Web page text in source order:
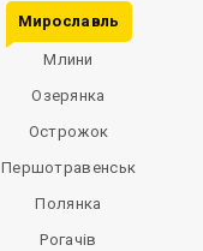
Мирославль
Млини
Озерянка
Острожок
Першотравенськ
Полянка
Рогачів